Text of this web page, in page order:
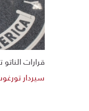
قرارات الناتو
سيردار